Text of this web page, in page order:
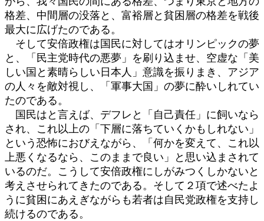
格差、中間層の没落と、富裕層と貧困層の格差を戦後
最大に広げたのである。
そして安倍政権は国民に対してはオリンピックの夢
と、「民主党時代の悪夢」を刷り込ませ、空虚な「美
しい国と素晴らしい日本人」意識を振りまき、アジア
の人々を敵対視し、「軍事大国」の夢に酔いしれてい
たのである。
国民はと言えば、デフレと「自己責任」に飼いなら
され、これ以上の「下層に落ちていくかもしれない」
という恐怖におびえながら、「何かを変えて、これ以
上悪くなるなら、このままで良い」と思い込まされて
いるのだ。こうして安倍政権にしがみつくしかないと
考えさせられてきたのである。そして２項で述べたよ
うに貧困にあえぎながらも若者は自民党政権を支持し
続けるのである。